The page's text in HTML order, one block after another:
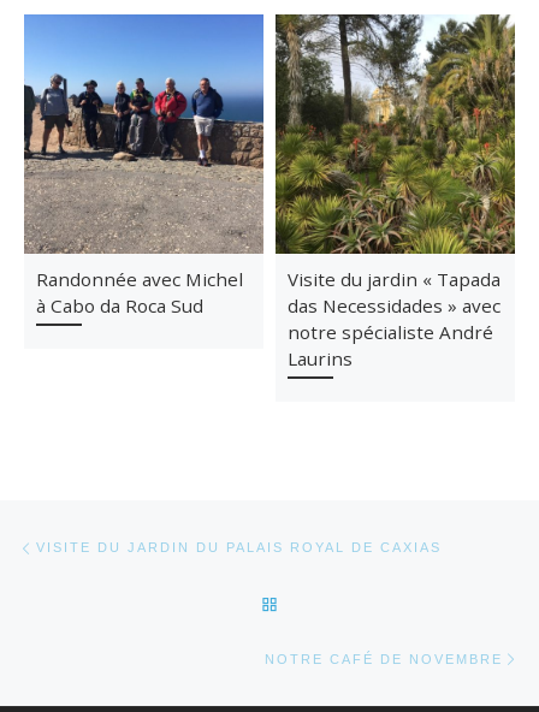
Randonnée avec Michel
à Cabo da Roca Sud
Visite du jardin « Tapada
das Necessidades » avec
notre spécialiste André
Laurins
VISITE DU JARDIN DU PALAIS ROYAL DE CAXIAS
NOTRE CAFÉ DE NOVEMBRE